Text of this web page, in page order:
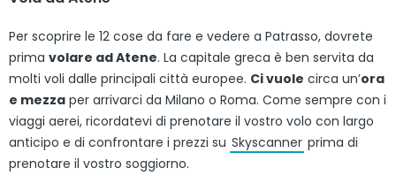
Per scoprire le 12 cose da fare e vedere a Patrasso, dovrete
prima volare ad Atene. La capitale greca è ben servita da
molti voli dalle principali città europee. Ci vuole circa un’ora
e mezza per arrivarci da Milano o Roma. Come sempre con i
viaggi aerei, ricordatevi di prenotare il vostro volo con largo
anticipo e di confrontare i prezzi su Skyscanner prima di
prenotare il vostro soggiorno.